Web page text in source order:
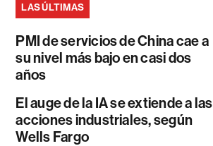
LAS ÚLTIMAS
PMI de servicios de China cae a
su nivel más bajo en casi dos
años
El auge de la IA se extiende a las
acciones industriales, según
Wells Fargo